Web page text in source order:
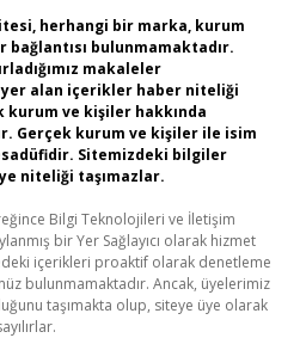
herhangi bir marka, kurum
bulunmamaktadır.
makaleler
yer alan içerikler haber niteliği
kurum ve kişiler hakkında
Gerçek kurum ve kişiler ile isim
Sitemizdeki bilgiler
niteliği taşımazlar.
Bilgi Teknolojileri ve İletişim
bir Yer Sağlayıcı olarak hizmet
içerikleri proaktif olarak denetleme
bulunmamaktadır. Ancak, üyelerimiz
taşımakta olup, siteye üye olarak